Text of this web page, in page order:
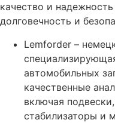
качество и
долговечность и
Lemforder –
автомобильных
качественные
включая
стабилизаторы и